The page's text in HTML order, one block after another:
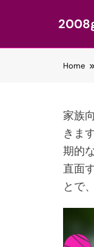
Home
家族
きま
期的
直面
とで